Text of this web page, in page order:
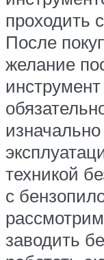
проходить
После
желание
техникой
с
заводить